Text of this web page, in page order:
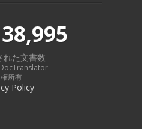
た文書数
所有
Policy